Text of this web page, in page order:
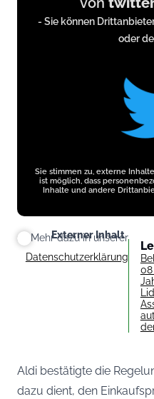
twitter.com
- Sie können
oder
Sie stimmen zu, externe
ist möglich, dass
Inhalte und andere
Externer Inhalt
Mehr dazu in unserer
Datenschutzerklärung
08
Aldi bestätigte die
dazu dient, den